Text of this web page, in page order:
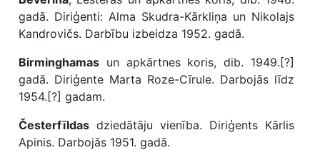
gadā. Diriģenti: Alma Skudra-Kārkliņa un Nikolajs
Kandrovičs. Darbību izbeidza 1952. gadā.
Birminghamas un apkārtnes koris, dib. 1949.[?]
gadā. Diriģente Marta Roze-Cīrule. Darbojās līdz
1954.[?] gadam.
Česterfīldas dziedātāju vienība. Diriģents Kārlis
Apinis. Darbojās 1951. gadā.